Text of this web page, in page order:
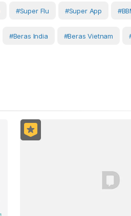
#super Flu #super App
#beras India #beras Vietnam